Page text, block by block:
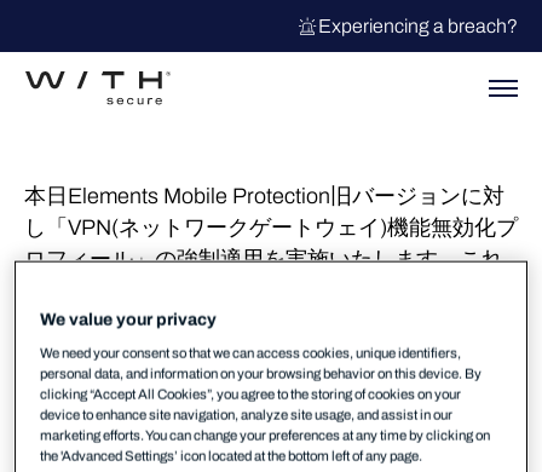
Experiencing a breach?
本日Elements Mobile Protection旧バージョンに対
し「VPN(ネットワークゲートウェイ)機能無効化プ
ロフィール」の強制適用を実施いたします。これ
す。これはネットワークゲートウェイ機能が旧バ
ージョンにおいて有効固定されている場合の
「VPNアクセスポイント停止に伴うネットワーク
接続への影響」を考慮しての対処となります。旧
バージョンご利用の場合速やかな最新バージョン
We value your privacy
We need your consent so that we can access cookies, unique identifiers,
personal data, and information on your browsing behavior on this device. By
clicking “Accept All Cookies”, you agree to the storing of cookies on your
device to enhance site navigation, analyze site usage, and assist in our
marketing efforts. You can change your preferences at any time by clicking on
the 'Advanced Settings’ icon located at the bottom left of any page.